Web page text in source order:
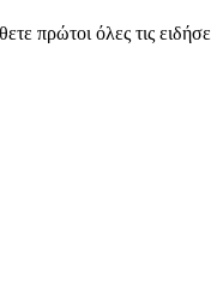
πρώτοι όλες τις